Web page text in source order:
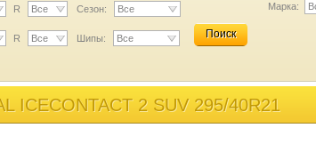
R Все Сезон: Все
R Все Шипы: Все Поиск
Марка:
ICECONTACT 2 SUV 295/40R21